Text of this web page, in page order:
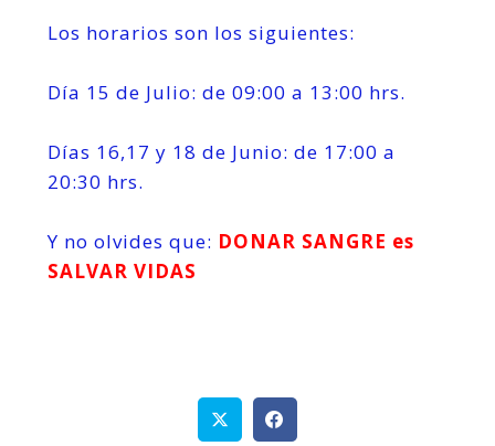
Los horarios son los siguientes:
Día 15 de Julio: de 09:00 a 13:00 hrs.
Días 16,17 y 18 de Junio: de 17:00 a
20:30 hrs.
Y no olvides que: DONAR SANGRE es
SALVAR VIDAS